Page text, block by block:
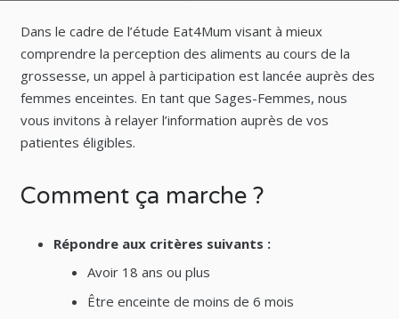
Dans le cadre de l’étude Eat4Mum visant à mieux
comprendre la perception des aliments au cours de la
grossesse, un appel à participation est lancée auprès des
femmes enceintes. En tant que Sages-Femmes, nous
vous invitons à relayer l’information auprès de vos
patientes éligibles.
Comment ça marche ?
Répondre aux critères suivants :
Avoir 18 ans ou plus
Être enceinte de moins de 6 mois